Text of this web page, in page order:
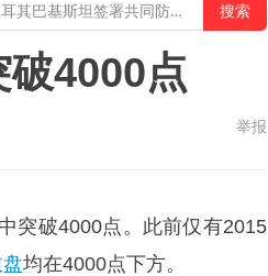
4000点
举报
突破4000点。此前仅有2015
均在4000点下方。